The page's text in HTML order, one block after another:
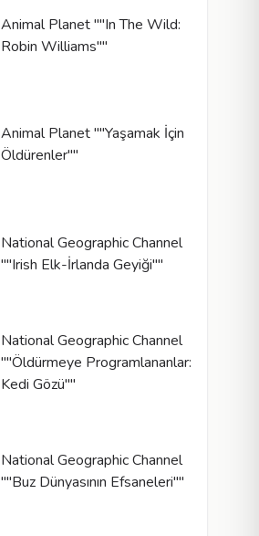
Animal Planet ""In The Wild:
Robin Williams""
Animal Planet ""Yaşamak İçin
Öldürenler""
National Geographic Channel
""Irish Elk-İrlanda Geyiği""
National Geographic Channel
""Öldürmeye Programlananlar:
Kedi Gözü""
National Geographic Channel
""Buz Dünyasının Efsaneleri""